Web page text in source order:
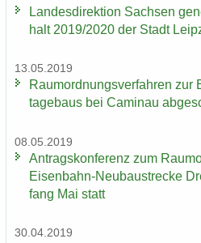
Lan­des­di­rek­ti­on Sach­sen
halt 2019/2020 der Stadt
13.05.2019
Raum­ord­nungs­ver­fah­ren
ta­ge­baus bei Ca­min­au
08.05.2019
An­trags­kon­fe­renz zum
Eisenbahn-​Neubaustrecke
fang Mai statt
30.04.2019